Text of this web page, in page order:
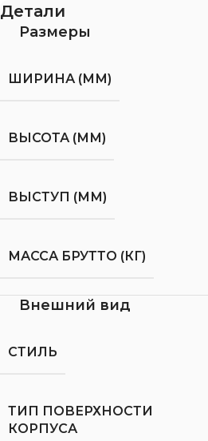
Детали
Размеры
ШИРИНА (ММ)
ВЫСОТА (ММ)
ВЫСТУП (ММ)
МАССА БРУТТО (КГ)
Внешний вид
СТИЛЬ
ТИП ПОВЕРХНОСТИ
КОРПУСА